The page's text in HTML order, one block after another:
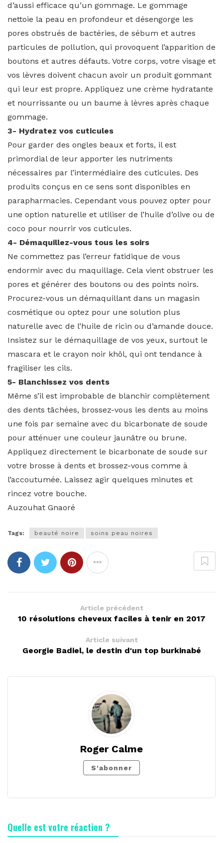
d’aussi efficace qu’un gommage. Le gommage
nettoie la peau en profondeur et désengorge les
pores obstrués de bactéries, de sébum et autres
particules de pollution, qui provoquent l’apparition de
boutons et autres défauts. Votre corps, votre visage et
vos lèvres doivent chacun avoir un produit gommant
qui leur est propre. Appliquez une crème hydratante
et nourrissante ou un baume à lèvres après chaque
gommage.
3- Hydratez vos cuticules
Pour garder des ongles beaux et forts, il est
primordial de leur apporter les nutriments
nécessaires par l’intermédiaire des cuticules. Des
produits conçus en ce sens sont disponibles en
parapharmacies. Cependant vous pouvez opter pour
une option naturelle et utiliser de l’huile d’olive ou de
coco pour nourrir vos cuticules.
4- Démaquillez-vous tous les soirs
Ne commettez pas l’erreur fatidique de vous
endormir avec du maquillage. Cela vient obstruer les
pores et générer des boutons ou des points noirs.
Procurez-vous un démaquillant dans un magasin
cosmétique ou optez pour une solution plus
naturelle avec de l’huile de ricin ou d’amande douce.
Insistez sur le démaquillage de vos yeux, surtout le
mascara et le crayon noir khôl, qui ont tendance à
fragiliser les cils.
5- Blanchissez vos dents
Même s’il est improbable de blanchir complètement
des dents tâchées, brossez-vous les dents au moins
une fois par semaine avec du bicarbonate de soude
pour atténuer une couleur jaunâtre ou brune.
Appliquez directement le bicarbonate de soude sur
votre brosse à dents et brossez-vous comme à
l’accoutumée. Laissez agir quelques minutes et
rincez votre bouche.
Auzouhat Gnaoré
Tags: beauté noire soins peau noires
Article précédent
10 résolutions cheveux faciles à tenir en 2017
Article suivant
Georgie Badiel, le destin d'un top burkinabé
Roger Calme
S'abonner
Quelle est votre réaction ?